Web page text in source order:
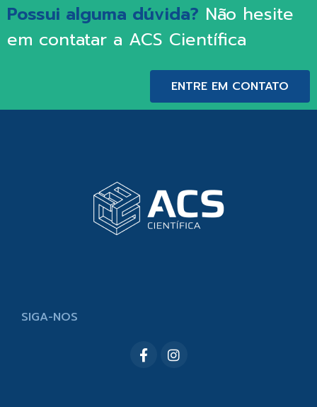
Possui alguma dúvida? Não hesite
em contatar a ACS Científica
ENTRE EM CONTATO
SIGA-NOS